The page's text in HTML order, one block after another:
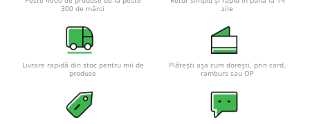
300 de mărci
zile
Livrare rapidă din stoc pentru mii de
produse
Plătești așa cum dorești, prin card,
ramburs sau OP